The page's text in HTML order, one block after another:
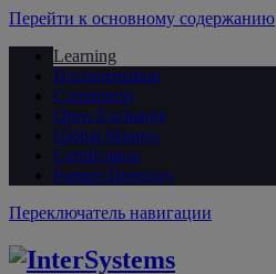
Перейти к основному содержанию
Learning
Documentation
Community
Open Exchange
Global Masters
Certification
Partner Directory
Переключатель навигации